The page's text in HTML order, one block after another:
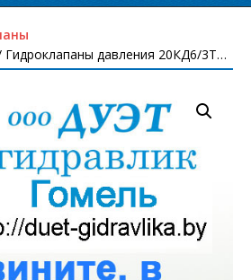
Гидроклапаны давления 20КД6/3Т…